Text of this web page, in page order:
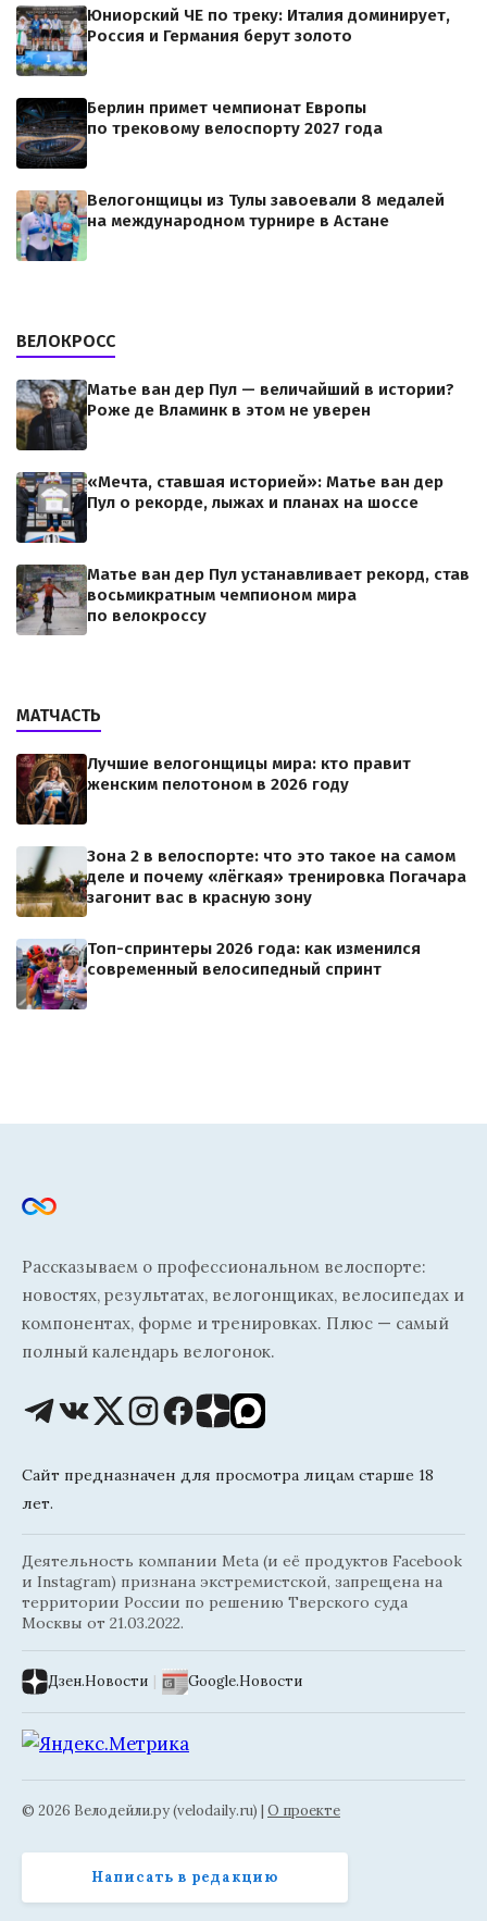
Юниорский ЧЕ по треку: Италия доминирует,
Россия и Германия берут золото
Берлин примет чемпионат Европы
по трековому велоспорту 2027 года
Велогонщицы из Тулы завоевали 8 медалей
на международном турнире в Астане
ВЕЛОКРОСС
Матье ван дер Пул — величайший в истории?
Роже де Вламинк в этом не уверен
«Мечта, ставшая историей»: Матье ван дер
Пул о рекорде, лыжах и планах на шоссе
Матье ван дер Пул устанавливает рекорд, став
восьмикратным чемпионом мира
по велокроссу
МАТЧАСТЬ
Лучшие велогонщицы мира: кто правит
женским пелотоном в 2026 году
Зона 2 в велоспорте: что это такое на самом
деле и почему «лёгкая» тренировка Погачара
загонит вас в красную зону
Топ-спринтеры 2026 года: как изменился
современный велосипедный спринт
Рассказываем о профессиональном велоспорте:
новостях, результатах, велогонщиках, велосипедах и
компонентах, форме и тренировках. Плюс — самый
полный календарь велогонок.
Сайт предназначен для просмотра лицам старше 18
лет.
Деятельность компании Meta (и её продуктов Facebook
и Instagram) признана экстремистской, запрещена на
территории России по решению Тверского суда
Москвы от 21.03.2022.
Дзен.Новости | Google.Новости
© 2026 Велодейли.ру (velodaily.ru) | О проекте
Написать в редакцию